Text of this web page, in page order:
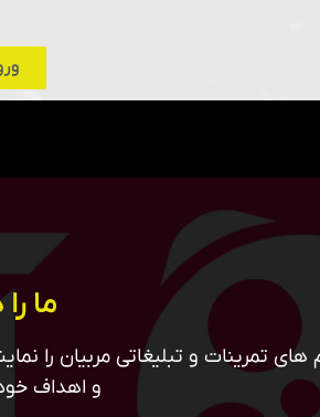
ما
های تمرینات و تبلیغاتی مربیان را
و اهداف